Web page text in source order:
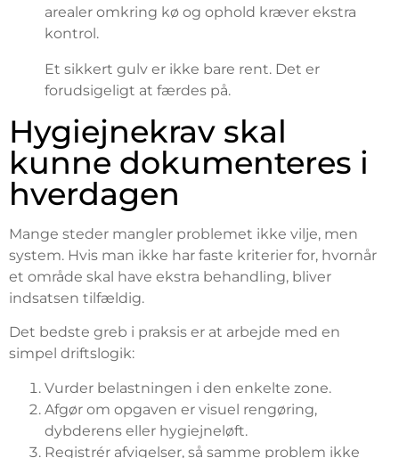
arealer omkring kø og ophold kræver ekstra
kontrol.
Et sikkert gulv er ikke bare rent. Det er
forudsigeligt at færdes på.
Hygiejnekrav skal
kunne dokumenteres i
hverdagen
Mange steder mangler problemet ikke vilje, men
system. Hvis man ikke har faste kriterier for, hvornår
et område skal have ekstra behandling, bliver
indsatsen tilfældig.
Det bedste greb i praksis er at arbejde med en
simpel driftslogik:
Vurder belastningen i den enkelte zone.
Afgør om opgaven er visuel rengøring,
dybderens eller hygiejneløft.
Registrér afvigelser, så samme problem ikke